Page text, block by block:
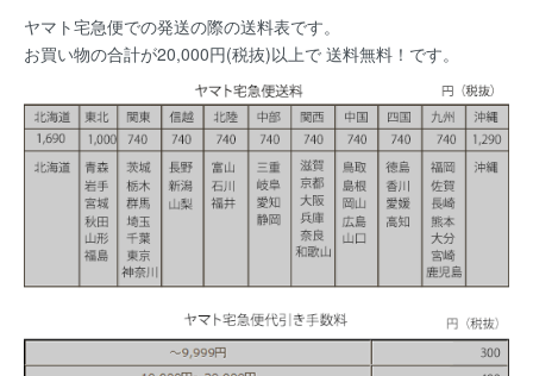
ヤマト宅急便での発送の際の送料表です。
お買い物の合計が20,000円(税抜)以上で 送料無料！です。